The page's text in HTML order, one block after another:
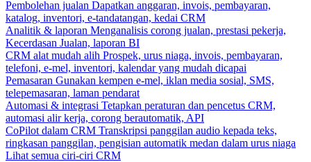
Pembolehan jualan Dapatkan anggaran, invois, pembayaran,
katalog, inventori, e-tandatangan, kedai CRM
Analitik & laporan Menganalisis corong jualan, prestasi pekerja,
Kecerdasan Jualan, laporan BI
CRM alat mudah alih Prospek, urus niaga, invois, pembayaran,
telefoni, e-mel, inventori, kalendar yang mudah dicapai
Pemasaran Gunakan kempen e-mel, iklan media sosial, SMS,
telepemasaran, laman pendarat
Automasi & integrasi Tetapkan peraturan dan pencetus CRM,
automasi alir kerja, corong berautomatik, API
CoPilot dalam CRM Transkripsi panggilan audio kepada teks,
ringkasan panggilan, pengisian automatik medan dalam urus niaga
Lihat semua ciri-ciri CRM